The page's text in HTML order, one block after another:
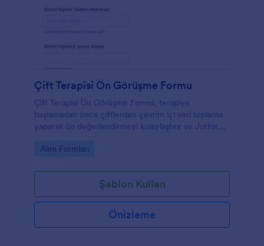
Çift Terapisi Ön Görüşme Formu
Çift Terapisi Ön Görüşme Formu, terapiye
başlamadan önce çiftlerden çevrim içi veri toplama
yaparak ön değerlendirmeyi kolaylaştırır ve Jotform
yönetmenize yardımcı olur.
Go to Category:
Alım Formları
Şablon Kullan
Önizleme